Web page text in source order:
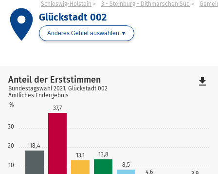
place
Schleswig-Holstein 3 - Steinburg - Dithmarschen Süd
Glückstadt 002
Anderes Gebiet auswählen
10
20
30
%
18,4
37,7
13,1
13,8
8,5
4,6
Anteil der Erststimmen
Bundestagswahl 2021, Glückstadt 002
Amtliches Endergebnis
file_download